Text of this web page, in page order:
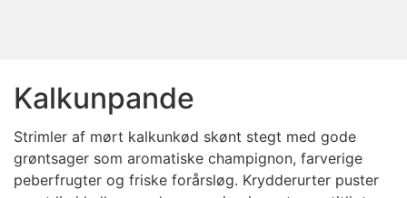
Kalkunpande
Strimler af mørt kalkunkød skønt stegt med gode
grøntsager som aromatiske champignon, farverige
peberfrugter og friske forårsløg. Krydderurter puster